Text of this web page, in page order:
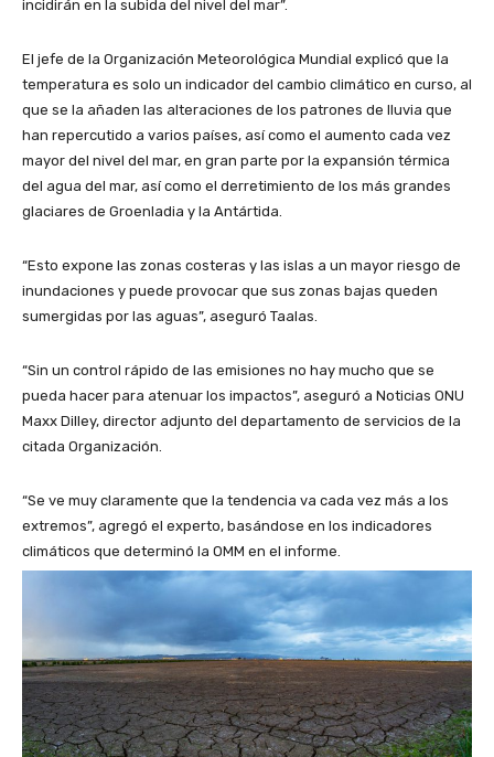
incidirán en la subida del nivel del mar”.
El jefe de la Organización Meteorológica Mundial explicó que la
temperatura es solo un indicador del cambio climático en curso, al
que se la añaden las alteraciones de los patrones de lluvia que
han repercutido a varios países, así como el aumento cada vez
mayor del nivel del mar, en gran parte por la expansión térmica
del agua del mar, así como el derretimiento de los más grandes
glaciares de Groenladia y la Antártida.
“Esto expone las zonas costeras y las islas a un mayor riesgo de
inundaciones y puede provocar que sus zonas bajas queden
sumergidas por las aguas”, aseguró Taalas.
“Sin un control rápido de las emisiones no hay mucho que se
pueda hacer para atenuar los impactos”, aseguró a Noticias ONU
Maxx Dilley, director adjunto del departamento de servicios de la
citada Organización.
“Se ve muy claramente que la tendencia va cada vez más a los
extremos”, agregó el experto, basándose en los indicadores
climáticos que determinó la OMM en el informe.